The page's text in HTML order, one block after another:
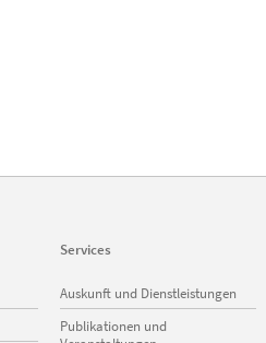
Services
Navigation
überspringen
Auskunft und Dienstleistungen
Publikationen und